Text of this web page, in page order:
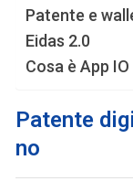
Patente e
Eidas 2.0
Cosa è App IO
Patente
no